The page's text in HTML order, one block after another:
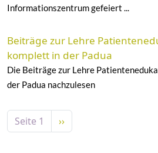
Informationszentrum gefeiert ...
Beiträge zur Lehre
komplett in der Padua
Die Beiträge zur Lehre
der Padua nachzulesen
Seitennummerierung
Seite 1 Nächste Seite
››